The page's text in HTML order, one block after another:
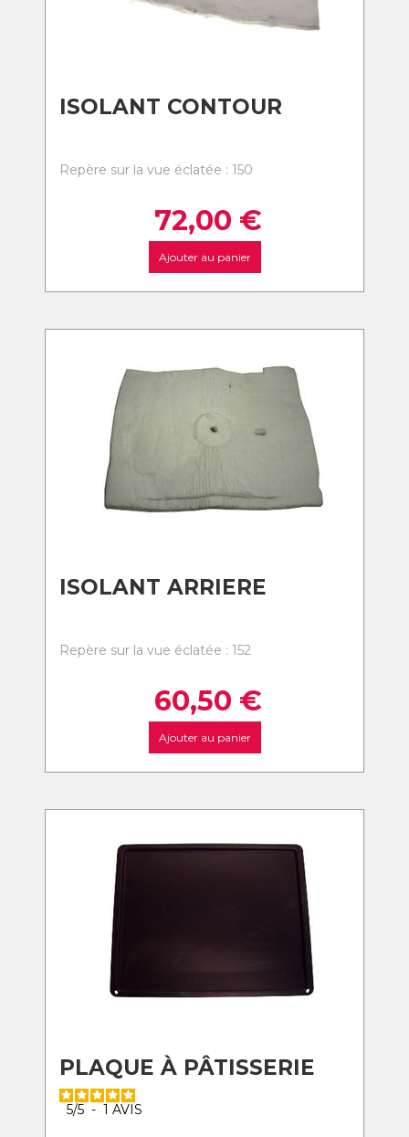
ISOLANT CONTOUR
Repère sur la vue éclatée : 150
72,00 €
Ajouter au panier
ISOLANT ARRIERE
Repère sur la vue éclatée : 152
60,50 €
Ajouter au panier
PLAQUE À PÂTISSERIE
5/5 - 1 AVIS